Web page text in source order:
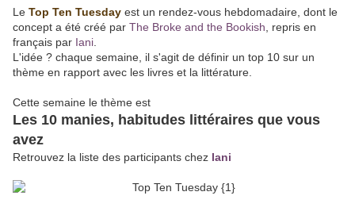
Le Top Ten Tuesday est un rendez-vous hebdomadaire, dont le
concept a été créé par The Broke and the Bookish , repris en
français par Iani
L'idée ? chaque semaine, il s'agit de définir un top 10 sur un
thème en rapport avec les livres et la littérature.
Cette semaine le thème est
Les 10 manies, habitudes littéraires que vous
avez
Retrouvez la liste des participants chez Iani